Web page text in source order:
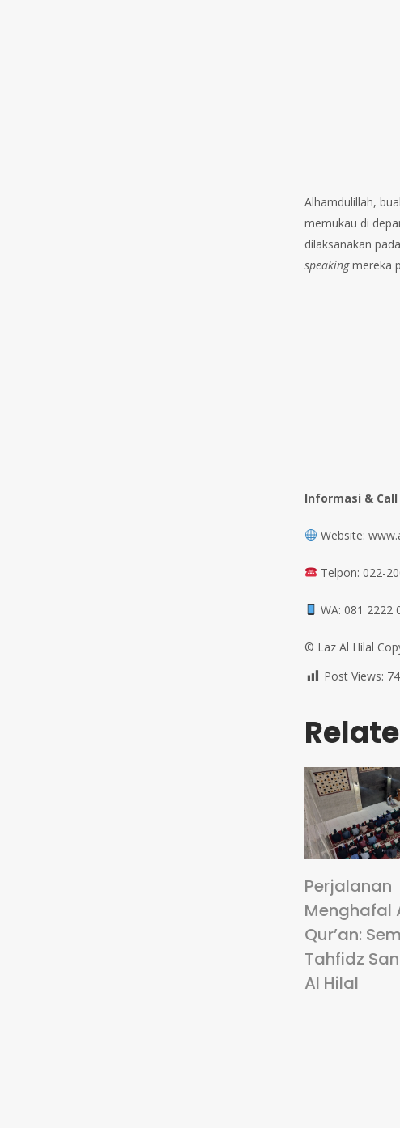
Alhamdulillah,
memukau di
dilaksanakan
speakingmereka
Informasi &
Website:
Telpon: 022-
WA: 081 2222
©️ Laz Al Hilal
Post Views: 74
Perjalanan
Menghafal
Qur’an:
Tahfidz
Al Hilal